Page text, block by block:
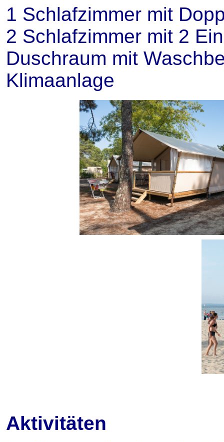
1 Schlafzimmer mit
2 Schlafzimmer mit 2
Duschraum mit
Klimaanlage
Aktivitäten